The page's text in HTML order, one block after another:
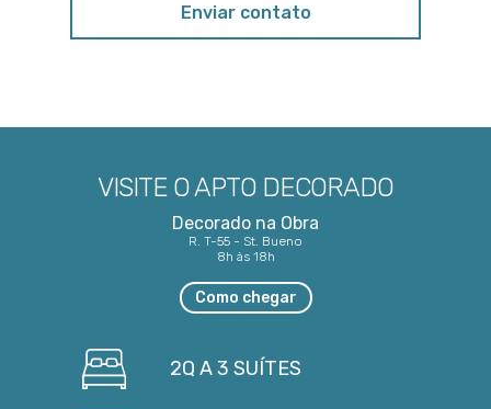
Enviar contato
VISITE O APTO DECORADO
Decorado na Obra
R. T-55 - St. Bueno
8h às 18h
Como chegar
2Q A 3 SUÍTES